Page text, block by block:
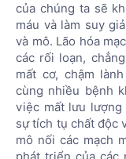
của chúng ta sẽ
máu và làm suy
và mô. Lão hóa
các rối loạn,
mất cơ, chậm
cùng nhiều bệnh
việc mất lưu lượng
sự tích tụ chất độc
mô nối các mạch